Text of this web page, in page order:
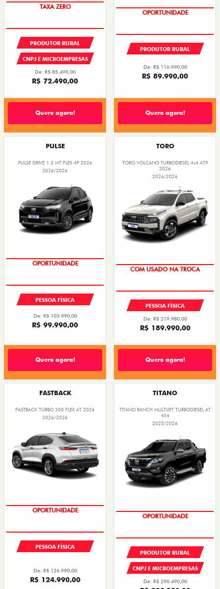
TAXA ZERO
PRODUTOR RURAL
CNPJ E MICROEMPRESAS
De: R$ 85.490,00
R$ 72.490,00
Quero agora!
OPORTUNIDADE
PRODUTOR RURAL
De: R$ 116.990,00
R$ 89.990,00
Quero agora!
PULSE
PULSE DRIVE 1.3 MT FLEX 4P 2026
2026/2026
OPORTUNIDADE
PESSOA FÍSICA
De: R$ 103.990,00
R$ 99.990,00
Quero agora!
TORO
TORO VOLCANO TURBODIESEL 4x4 AT9
2026
2026/2026
COM USADO NA TROCA
PESSOA FÍSICA
De: R$ 219.980,00
R$ 189.990,00
Quero agora!
FASTBACK
FASTBACK TURBO 200 FLEX AT 2026
2026/2026
OPORTUNIDADE
PESSOA FÍSICA
De: R$ 126.990,00
R$ 124.990,00
TITANO
TITANO RANCH MULTIJET TURBODIESEL AT
4X4
2025/2026
OPORTUNIDADE
PRODUTOR RURAL
CNPJ E MICROEMPRESAS
De: R$ 290.490,00